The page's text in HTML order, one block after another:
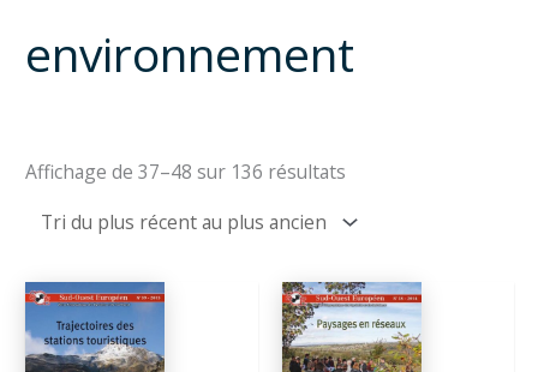
environnement
Affichage de 37–48 sur 136 résultats
récent
ancien